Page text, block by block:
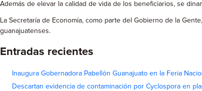
Además de elevar la calidad de vida de los beneficiarios, se
La Secretaría de Economía, como parte del Gobierno de la
guanajuatenses.
Entradas recientes
Inaugura Gobernadora Pabellón Guanajuato en la Feria
Descartan evidencia de contaminación por Cyclospora en